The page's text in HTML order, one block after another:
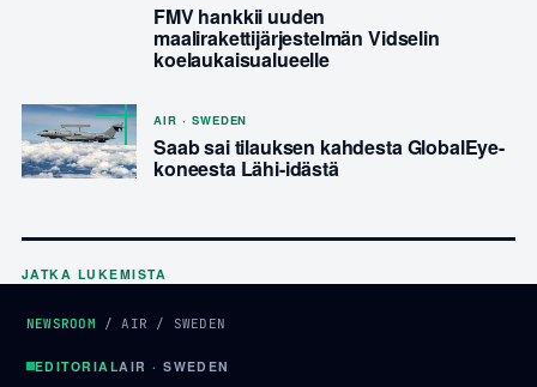
FMV hankkii uuden
maalirakettijärjestelmän Vidselin
koelaukaisualueelle
AIR · SWEDEN
Saab sai tilauksen kahdesta GlobalEye-
koneesta Lähi-idästä
JATKA LUKEMISTA
NEWSROOM /AIR / SWEDEN
EDITORIALAIR · SWEDEN